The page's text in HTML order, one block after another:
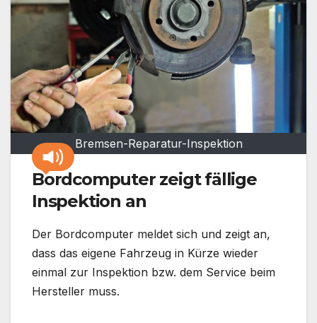
Bremsen-Reparatur-Inspektion
Bordcomputer zeigt fällige
Inspektion an
Der Bordcomputer meldet sich und zeigt an,
dass das eigene Fahrzeug in Kürze wieder
einmal zur Inspektion bzw. dem Service beim
Hersteller muss.